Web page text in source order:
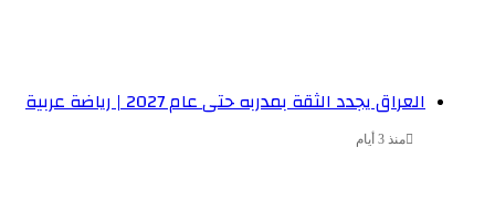
العراق يجدد الثقة بمدربه حتى عام 2027 | رياضة عربية
منذ 3 أيام